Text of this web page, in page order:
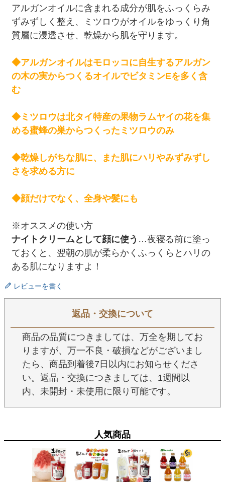
アルガンオイルに含まれる成分が肌をふっくらみ
ずみずしく整え、ミツロウがオイルをゆっくり角
質層に浸透させ、乾燥から肌を守ります。
◆アルガンオイルはモロッコに自生するアルガン
の木の実からつくるオイルでビタミンEを多く含
む
◆ミツロウは北タイ特産の果物ラムヤイの花を集
める蜜蜂の巣からつくったミツロウのみ
◆乾燥しがちな肌に、また肌にハリやみずみずし
さを求める方に
◆顔だけでなく、全身や髪にも
※オススメの使い方
ナイトクリームとして顔に使う …夜寝る前に塗っ
ておくと、翌朝の肌が柔らかくふっくらとハリの
ある肌になりますよ！
レビューを書く
返品・交換について
商品の品質につきましては、万全を期してお
りますが、万一不良・破損などがございまし
たら、商品到着後7日以内にお知らせくださ
い。返品・交換につきましては、1週間以
内、未開封・未使用に限り可能です。
人気商品